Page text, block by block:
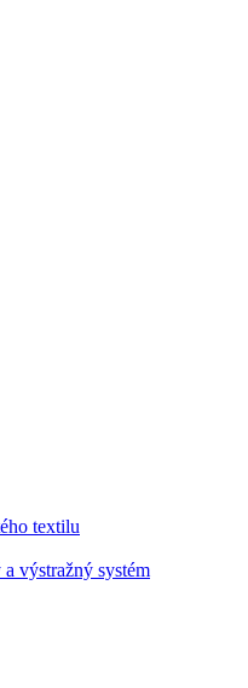
textilu
výstražný systém